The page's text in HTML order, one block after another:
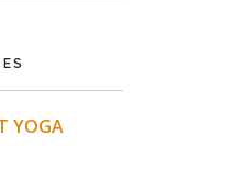
YOGA